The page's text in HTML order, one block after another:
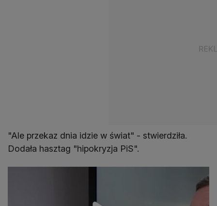
"Ale przekaz dnia idzie w świat" - stwierdziła.
Dodała hasztag "hipokryzja PiS".